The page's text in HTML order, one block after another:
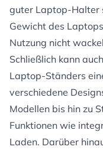
guter Laptop-Halter
Gewicht des
Nutzung nicht
Schließlich kann
Laptop-Ständers
verschiedene
Modellen bis hin zu
Funktionen wie
Laden. Darüber